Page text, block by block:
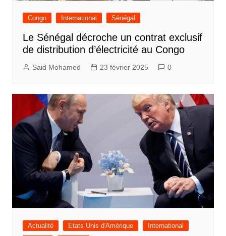
Congo International Sénégal
Le Sénégal décroche un contrat exclusif
de distribution d’électricité au Congo
Said Mohamed 23 février 2025 0
Actualité Etats Unis d'Amérique
International